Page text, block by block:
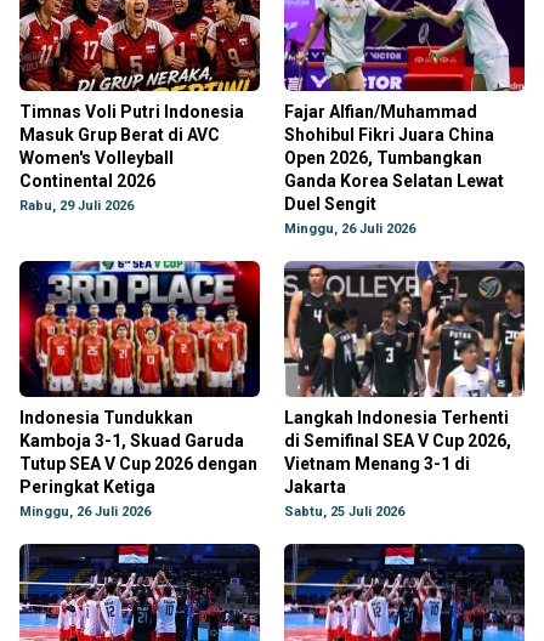
Timnas Voli Putri Indonesia
Masuk Grup Berat di AVC
Women's Volleyball
Continental 2026
Rabu, 29 Juli 2026
Fajar Alfian/Muhammad
Shohibul Fikri Juara China
Open 2026, Tumbangkan
Ganda Korea Selatan Lewat
Duel Sengit
Minggu, 26 Juli 2026
Indonesia Tundukkan
Kamboja 3-1, Skuad Garuda
Tutup SEA V Cup 2026 dengan
Peringkat Ketiga
Minggu, 26 Juli 2026
Langkah Indonesia Terhenti
di Semifinal SEA V Cup 2026,
Vietnam Menang 3-1 di
Jakarta
Sabtu, 25 Juli 2026